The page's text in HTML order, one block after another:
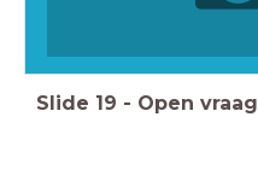
Slide 19 - Open vraag